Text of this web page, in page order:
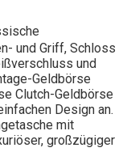
und Griff, Schloss
und
Geldbörse
Clutch-Geldbörse
Design an.
mit
großzügiger